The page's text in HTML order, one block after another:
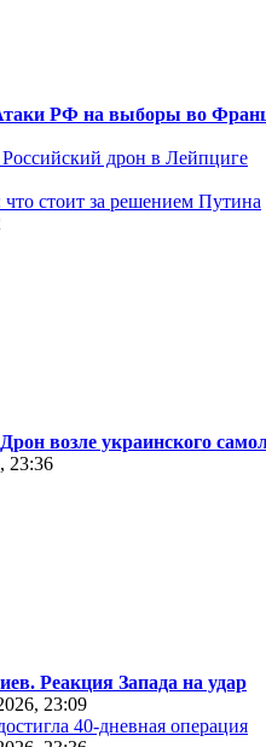
РФ на выборы во
дрон в Лейпциге
стоит за решением Путина
возле украинского
23:36
Реакция Запада на удар
23:09
40-дневная операция